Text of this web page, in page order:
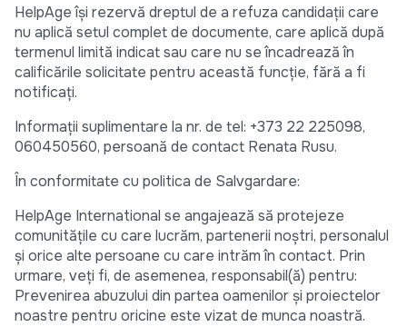
HelpAge își rezervă dreptul de a refuza candidații care
nu aplică setul complet de documente, care aplică după
termenul limită indicat sau care nu se încadrează în
calificările solicitate pentru această funcție, fără a fi
notificați.
Informații suplimentare la nr. de tel: +373 22 225098,
060450560, persoană de contact Renata Rusu.
În conformitate cu politica de Salvgardare:
HelpAge International se angajează să protejeze
comunitățile cu care lucrăm, partenerii noștri, personalul
și orice alte persoane cu care intrăm în contact. Prin
urmare, veți fi, de asemenea, responsabil(ă) pentru:
Prevenirea abuzului din partea oamenilor și proiectelor
noastre pentru oricine este vizat de munca noastră.